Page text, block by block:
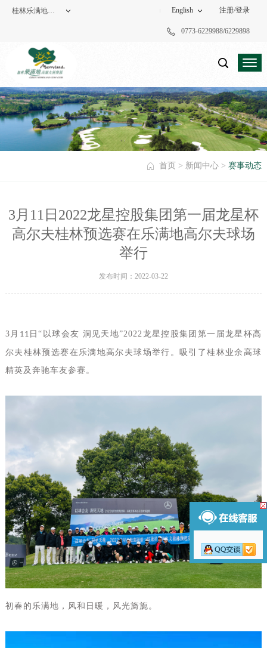
桂林乐满地高尔夫俱乐部 注册/登录
English
0773-6229988/6229898
首页 > 新闻中心 >赛事动态
3月11日2022龙星控股集团第一届龙星杯
高尔夫桂林预选赛在乐满地高尔夫球场
举行
发布时间：2022-03-22
3月 11 日“以球会友 洞见天地”2022龙星控股集团第一届龙星杯高
尔夫桂林预选赛在乐满地高尔夫球场举行。吸引了桂林业余高球
精英及奔驰车友参赛。
初春的乐满地，风和日暖，风光旖旎。